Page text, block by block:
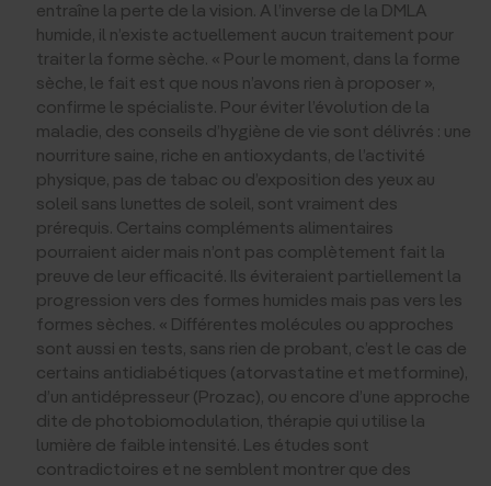
entraîne la perte de la vision. A l’inverse de la DMLA
humide, il n’existe actuellement aucun traitement pour
traiter la forme sèche. « Pour le moment, dans la forme
sèche, le fait est que nous n’avons rien à proposer »,
confirme le spécialiste. Pour éviter l’évolution de la
maladie, des conseils d’hygiène de vie sont délivrés : une
nourriture saine, riche en antioxydants, de l’activité
physique, pas de tabac ou d’exposition des yeux au
soleil sans lunettes de soleil, sont vraiment des
prérequis. Certains compléments alimentaires
pourraient aider mais n’ont pas complètement fait la
preuve de leur efficacité. Ils éviteraient partiellement la
progression vers des formes humides mais pas vers les
formes sèches. « Différentes molécules ou approches
sont aussi en tests, sans rien de probant, c’est le cas de
certains antidiabétiques (atorvastatine et metformine),
d’un antidépresseur (Prozac), ou encore d’une approche
dite de photobiomodulation, thérapie qui utilise la
lumière de faible intensité. Les études sont
contradictoires et ne semblent montrer que des